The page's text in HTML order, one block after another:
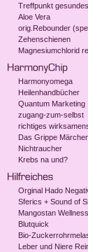
Treffpunkt
Aloe Vera
orig.Rebounder
Zehenschienen
Magnesiumchlorid
Harmonyomega
Heilenhandbücher
Quantum Marketing
zugang-zum-selbst
richtiges
Das Grippe
Nichtraucher
Krebs na und?
Orginal Hado
Sferics + Sound of
Mangostan
Blutquick
Bio-
Leber und Niere